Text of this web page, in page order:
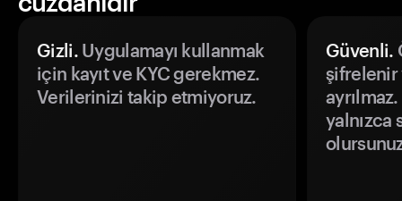
Gizli.Uygulamayı kullanmak
için kayıt ve KYC gerekmez.
Verilerinizi takip etmiyoruz.
Güvenli.
şifrelenir
yalnızca